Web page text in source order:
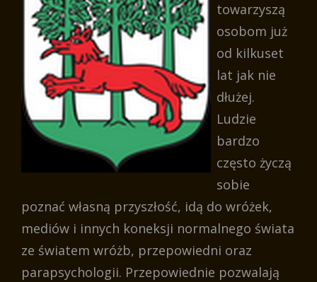
towarzyszą
osobom już
od kilkuset
lat jak nie
dłużej.
Ludzie
bardzo
często życzą
sobie
poznać własną przyszłość, idą do wróżek,
mediów i innych koneksji normalnego świata
ze światem wróżb, przepowiedni oraz
parapsychologii. Przepowiednie pozwalają